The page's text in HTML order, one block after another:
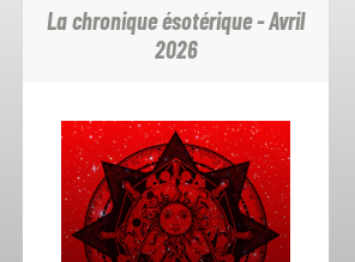
La chronique ésotérique - Avril
2026